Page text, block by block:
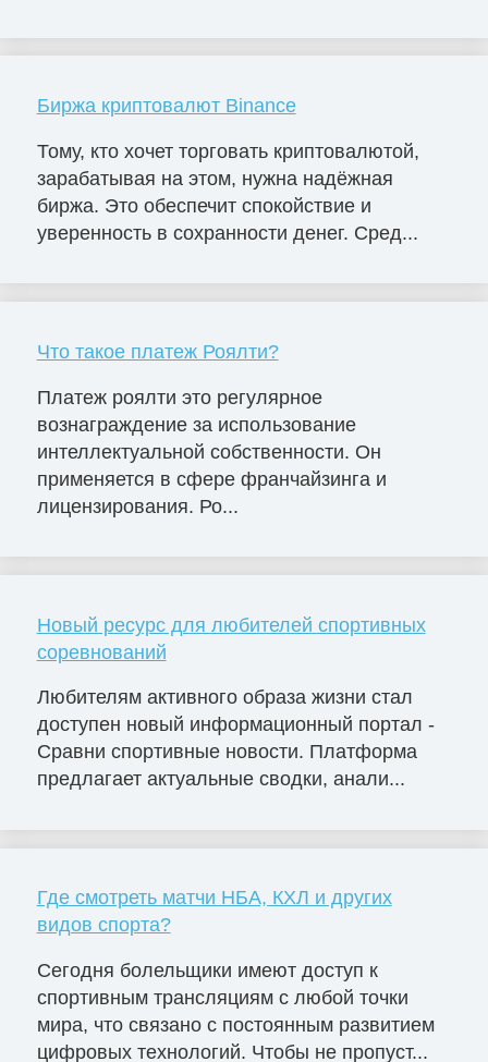
Биржа криптовалют Binance
Тому, кто хочет торговать криптовалютой,
зарабатывая на этом, нужна надёжная
биржа. Это обеспечит спокойствие и
уверенность в сохранности денег. Сред...
Что такое платеж Роялти?
Платеж роялти это регулярное
вознаграждение за использование
интеллектуальной собственности. Он
применяется в сфере франчайзинга и
лицензирования. Ро...
Новый ресурс для любителей спортивных
соревнований
Любителям активного образа жизни стал
доступен новый информационный портал -
Сравни спортивные новости. Платформа
предлагает актуальные сводки, анали...
Где смотреть матчи НБА, КХЛ и других
видов спорта?
Сегодня болельщики имеют доступ к
спортивным трансляциям с любой точки
мира, что связано с постоянным развитием
цифровых технологий. Чтобы не пропуст...